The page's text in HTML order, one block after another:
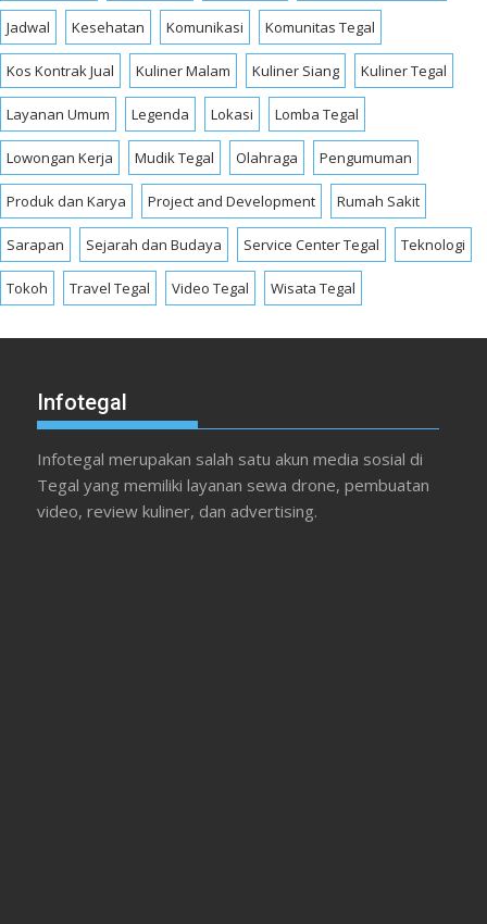
Jadwal Kesehatan Komunikasi Komunitas Tegal
Kos Kontrak Jual Kuliner Malam Kuliner Siang Kuliner Tegal
Layanan Umum Legenda Lokasi Lomba Tegal
Lowongan Kerja Mudik Tegal Olahraga Pengumuman
Produk dan Karya Project and Development Rumah Sakit
Sarapan Sejarah dan Budaya Service Center Tegal Teknologi
Tokoh Travel Tegal Video Tegal Wisata Tegal
Infotegal
Infotegal merupakan salah satu akun media sosial di
Tegal yang memiliki layanan sewa drone, pembuatan
video, review kuliner, dan advertising.